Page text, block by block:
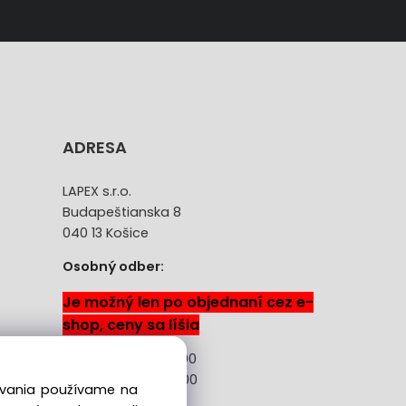
ADRESA
LAPEX s.r.o.
Budapeštianska 8
040 13 Košice
Osobný odber:
Je možný len po objednaní cez e-
shop, ceny sa líšia
Pon-Pia: 08:00 -18:00
Sobota: 08:00 - 13:00
používame na